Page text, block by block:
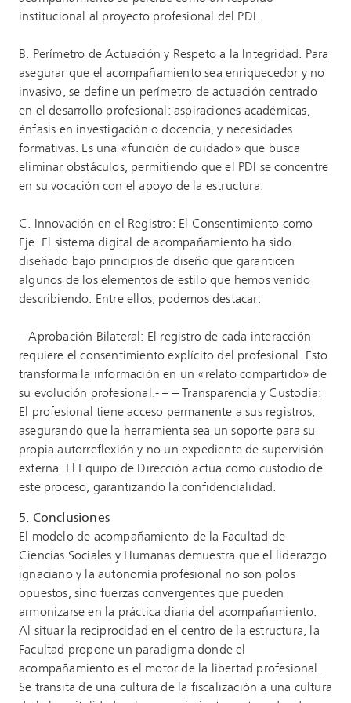
institucional al proyecto profesional del PDI.
B. Perímetro de Actuación y Respeto a la Integridad. Para
asegurar que el acompañamiento sea enriquecedor y no
invasivo, se define un perímetro de actuación centrado
en el desarrollo profesional: aspiraciones académicas,
énfasis en investigación o docencia, y necesidades
formativas. Es una «función de cuidado» que busca
eliminar obstáculos, permitiendo que el PDI se concentre
en su vocación con el apoyo de la estructura.
C. Innovación en el Registro: El Consentimiento como
Eje. El sistema digital de acompañamiento ha sido
diseñado bajo principios de diseño que garanticen
algunos de los elementos de estilo que hemos venido
describiendo. Entre ellos, podemos destacar:
– Aprobación Bilateral: El registro de cada interacción
requiere el consentimiento explícito del profesional. Esto
transforma la información en un «relato compartido» de
su evolución profesional.- – – Transparencia y Custodia:
El profesional tiene acceso permanente a sus registros,
asegurando que la herramienta sea un soporte para su
propia autorreflexión y no un expediente de supervisión
externa. El Equipo de Dirección actúa como custodio de
este proceso, garantizando la confidencialidad.
5. Conclusiones
El modelo de acompañamiento de la Facultad de
Ciencias Sociales y Humanas demuestra que el liderazgo
ignaciano y la autonomía profesional no son polos
opuestos, sino fuerzas convergentes que pueden
armonizarse en la práctica diaria del acompañamiento.
Al situar la reciprocidad en el centro de la estructura, la
Facultad propone un paradigma donde el
acompañamiento es el motor de la libertad profesional.
Se transita de una cultura de la fiscalización a una cultura